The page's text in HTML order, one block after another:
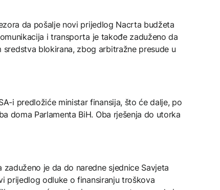
da pošalje novi prijedlog Nacrta budžeta
i transporta je takođe zaduženo da
blokirana, zbog arbitražne presude u
i predložiće ministar finansija, što će dalje, po
doma Parlamenta BiH. Oba rješenja do utorka
je da do naredne sjednice Savjeta
prijedlog odluke o finansiranju troškova